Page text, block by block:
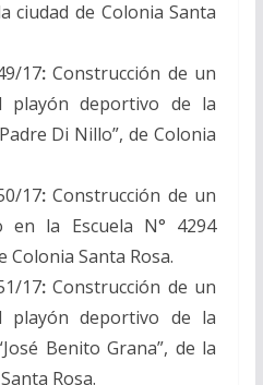
ciudad de Colonia Santa
17:Construcción de un
playón deportivo de la
Di Nillo”, de Colonia
17:Construcción de un
en la Escuela N° 4294
Colonia Santa Rosa.
17:Construcción de un
playón deportivo de la
Benito Grana”, de la
Rosa.